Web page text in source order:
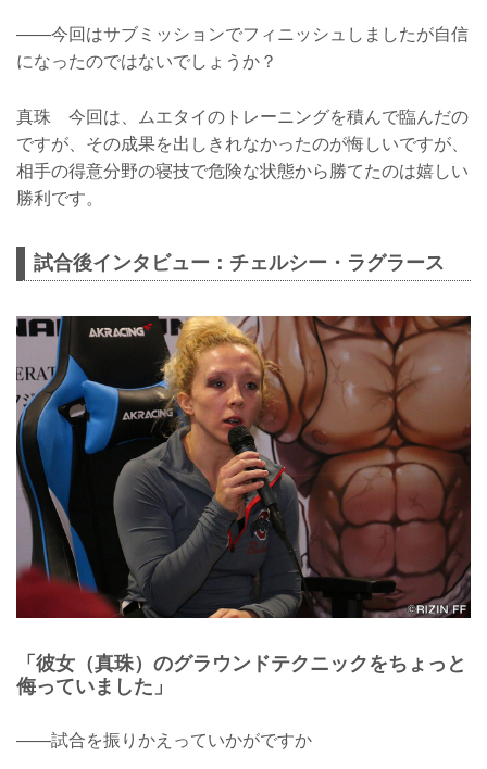
――今回はサブミッションでフィニッシュしましたが自信
になったのではないでしょうか？
真珠 今回は、ムエタイのトレーニングを積んで臨んだの
ですが、その成果を出しきれなかったのが悔しいですが、
相手の得意分野の寝技で危険な状態から勝てたのは嬉しい
勝利です。
試合後インタビュー：チェルシー・ラグラース
「彼女（真珠）のグラウンドテクニックをちょっと
侮っていました」
——試合を振りかえっていかがですか